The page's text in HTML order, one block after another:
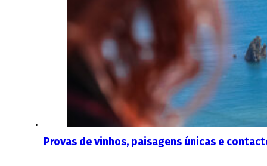
Provas de vinhos, paisagens únicas e